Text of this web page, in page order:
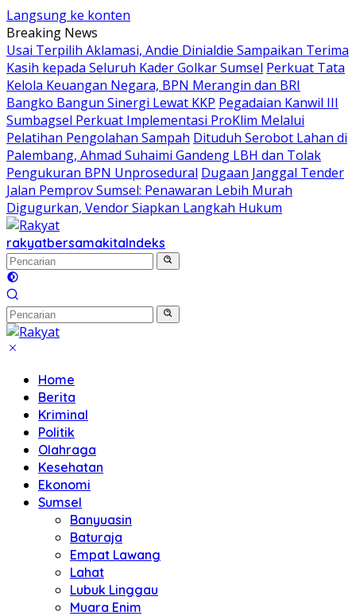
Langsung ke konten
Breaking News
Usai Terpilih Aklamasi, Andie Dinialdie Sampaikan Terima
Kasih kepada Seluruh Kader Golkar Sumsel Perkuat Tata
Kelola Keuangan Negara, BPN Merangin dan BRI
Bangko Bangun Sinergi Lewat KKP Pegadaian Kanwil III
Sumbagsel Perkuat Implementasi ProKlim Melalui
Pelatihan Pengolahan Sampah Dituduh Serobot Lahan di
Palembang, Ahmad Suhaimi Gandeng LBH dan Tolak
Pengukuran BPN Unprosedural Dugaan Janggal Tender
Jalan Pemprov Sumsel: Penawaran Lebih Murah
Digugurkan, Vendor Siapkan Langkah Hukum
rakyatbersamakitaIndeks
Home
Berita
Kriminal
Politik
Olahraga
Kesehatan
Ekonomi
Sumsel
Banyuasin
Baturaja
Empat Lawang
Lahat
Lubuk Linggau
Muara Enim